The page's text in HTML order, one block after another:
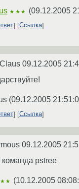
★★★ (09.12.2005
Ссылка
09.12.2005
(09.12.2005
Ссылка
09.12.2005
pstree
(10.12.2005